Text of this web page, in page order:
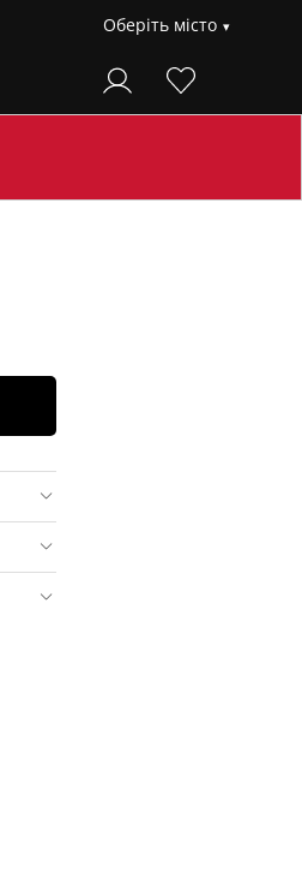
Оберіть місто